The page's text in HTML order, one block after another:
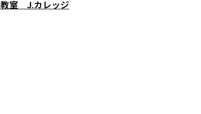
教室 J.カレッジ